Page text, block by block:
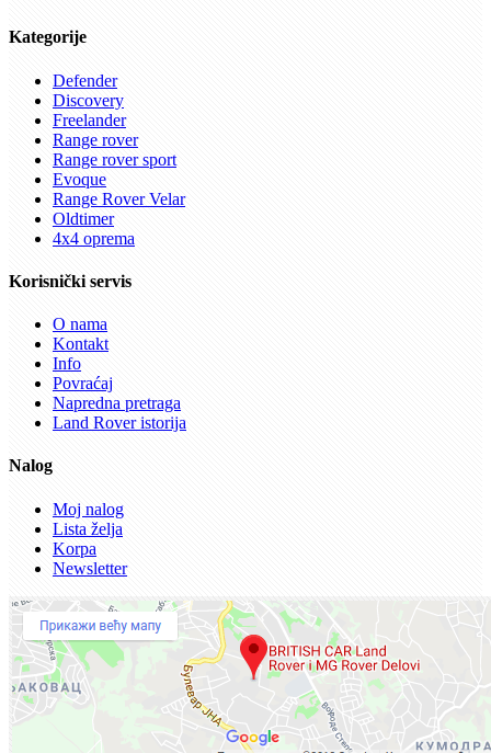
Kategorije
Defender
Discovery
Freelander
Range rover
Range rover sport
Evoque
Range Rover Velar
Oldtimer
4x4 oprema
Korisnički servis
O nama
Kontakt
Info
Povraćaj
Napredna pretraga
Land Rover istorija
Nalog
Moj nalog
Lista želja
Korpa
Newsletter